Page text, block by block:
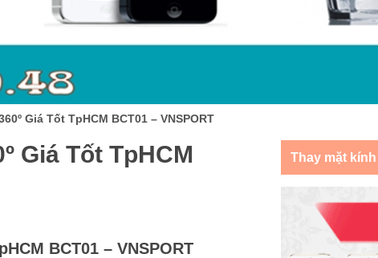
Giá Tốt TpHCM BCT01 – VNSPORT
Giá Tốt TpHCM
BCT01 – VNSPORT
Thay mặt